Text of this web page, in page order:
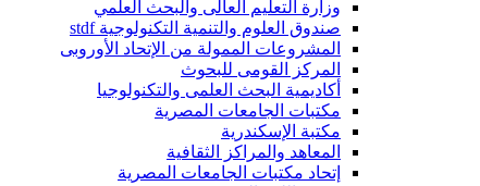
وزارة التعليم العالى والبحث العلمي
صندوق العلوم والتنمية التكنولوجية stdf
المشروعات الممولة من الإتحاد الأوروبى
المركز القومى للبحوث
أكاديمية البحث العلمى والتكنولوجيا
مكتبات الجامعات المصرية
مكتبة الإسكندرية
المعاهد والمراكز الثقافية
إتحاد مكتبات الجامعات المصرية